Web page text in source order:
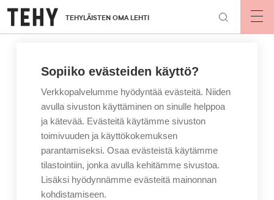
Hyppää
pääsisältöön
TEHYLÄISTEN OMA LEHTI
Sopiiko evästeiden käyttö?
Verkkopalvelumme hyödyntää evästeitä. Niiden
avulla sivuston käyttäminen on sinulle helppoa
ja kätevää. Evästeitä käytämme sivuston
toimivuuden ja käyttökokemuksen
parantamiseksi. Osaa evästeistä käytämme
tilastointiin, jonka avulla kehitämme sivustoa.
Lisäksi hyödynnämme evästeitä mainonnan
kohdistamiseen.